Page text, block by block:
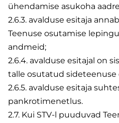
ühendamise asukoha
2.6.3. avalduse esitaja
Teenuse osutamise
andmeid;
2.6.4. avalduse esitajal on
talle osutatud sideteenuse
2.6.5. avalduse esitaja
pankrotimenetlus.
2.7. Kui STV-l puuduvad